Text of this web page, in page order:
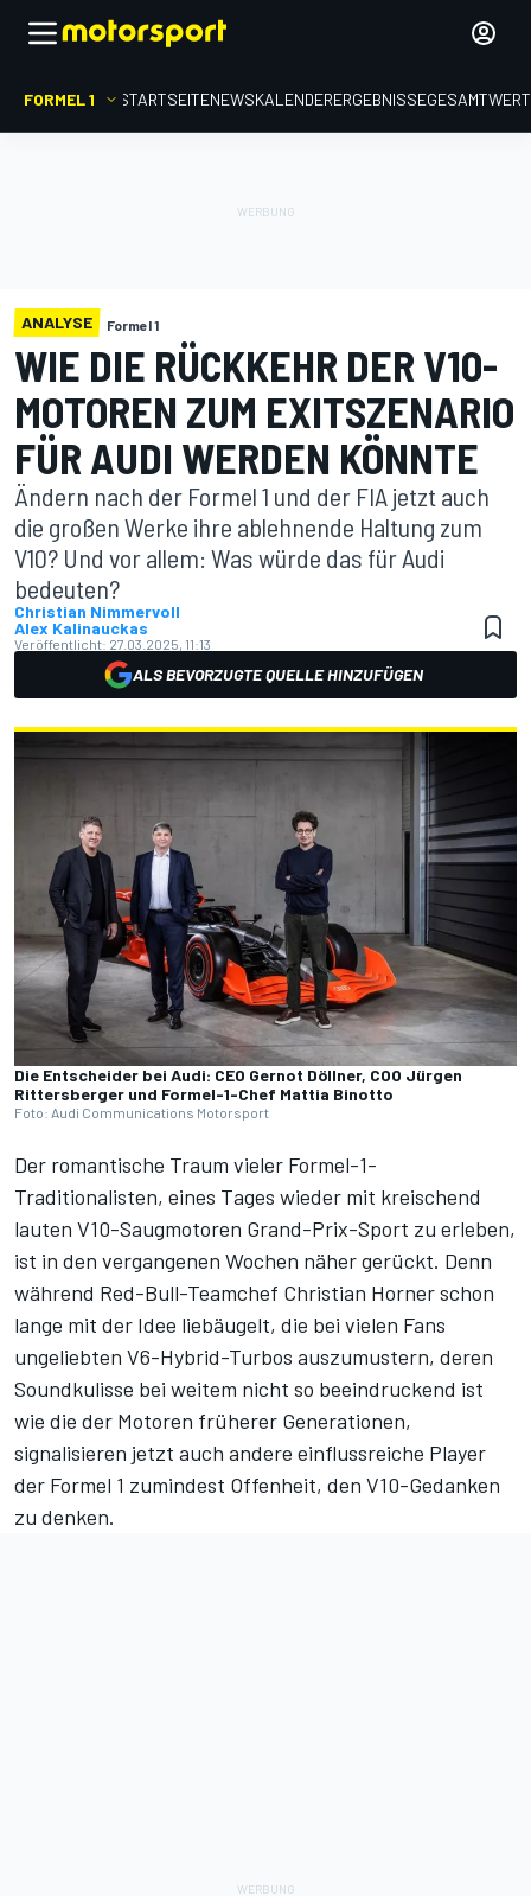
FORMEL 1 STARTSEITENEWSKALENDERERGEBNISSE
ANALYSE Formel 1
WIE DIE RÜCKKEHR DER V10-
MOTOREN ZUM EXITSZENARIO
FÜR AUDI WERDEN KÖNNTE
Ändern nach der Formel 1 und der FIA jetzt auch
die großen Werke ihre ablehnende Haltung zum
V10? Und vor allem: Was würde das für Audi
bedeuten?
Christian Nimmervoll
Alex Kalinauckas
Veröffentlicht: 27.03.2025, 11:13
ALS BEVORZUGTE QUELLE HINZUFÜGEN
Die Entscheider bei Audi: CEO Gernot Döllner, COO Jürgen
Rittersberger und Formel-1-Chef Mattia Binotto
Foto: Audi Communications Motorsport
Der romantische Traum vieler Formel-1-
Traditionalisten, eines Tages wieder mit kreischend
lauten V10-Saugmotoren Grand-Prix-Sport zu erleben,
ist in den vergangenen Wochen näher gerückt. Denn
während Red-Bull-Teamchef Christian Horner schon
lange mit der Idee liebäugelt, die bei vielen Fans
ungeliebten V6-Hybrid-Turbos auszumustern, deren
Soundkulisse bei weitem nicht so beeindruckend ist
wie die der Motoren früherer Generationen,
signalisieren jetzt auch andere einflussreiche Player
der Formel 1 zumindest Offenheit, den V10-Gedanken
zu denken.